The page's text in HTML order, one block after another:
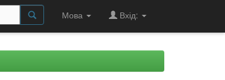
Мова Вхід: